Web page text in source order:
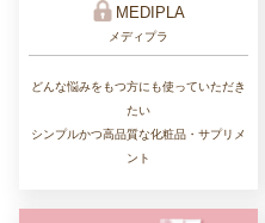
MEDIPLA
メディプラ
どんな悩みをもつ方にも使っていただき
たい
シンプルかつ高品質な化粧品・サプリメ
ント